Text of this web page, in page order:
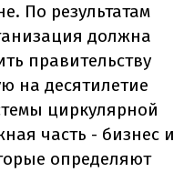
По результатам
должна
правительству
на десятилетие
циркулярной
часть - бизнес и
определяют